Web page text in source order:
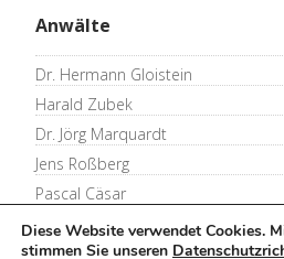
Anwälte
Dr. Hermann Gloistein
Harald Zubek
Dr. Jörg Marquardt
Jens Roßberg
Pascal Cäsar
Thomas Merkel
Ralf Mengershausen
Diese Website verwendet Cookies.
stimmen Sie unseren